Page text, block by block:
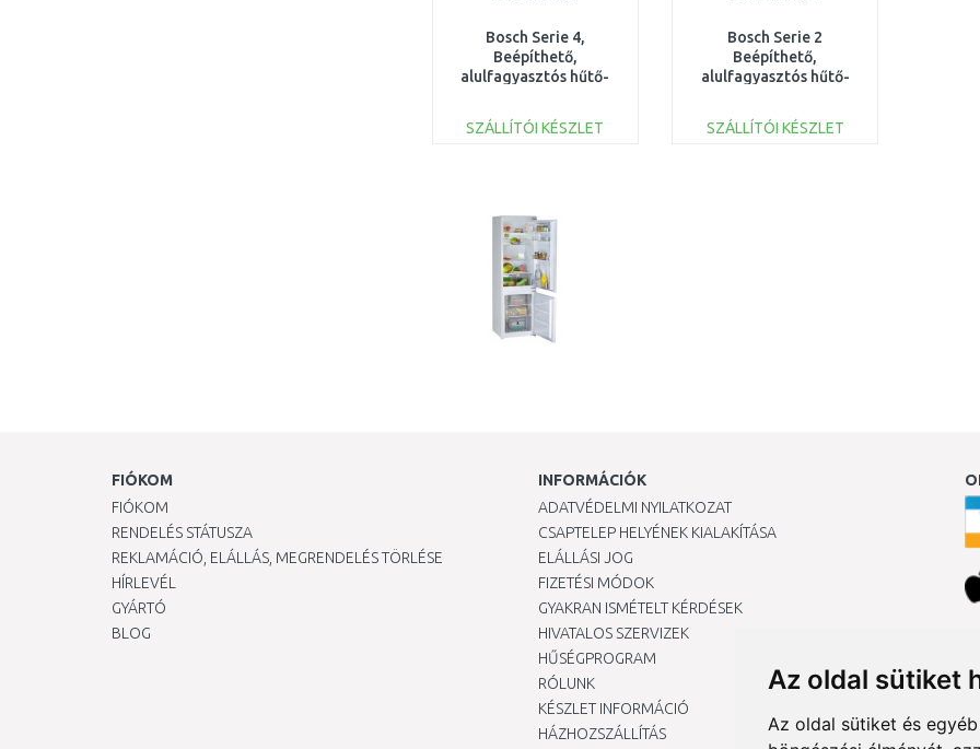
Az oldal sütiket
Az oldal sütiket és
Bosch Serie 4,
Beépíthető,
alulfagyasztós hűtő-
KIN86VFE0
SZÁLLÍTÓI KÉSZLET
Bosch Serie 2
Beépíthető,
alulfagyasztós hűtő-
177.2x54.1cm
KIN865SE0
SZÁLLÍTÓI KÉSZLET
FIÓKOM
FIÓKOM
RENDELÉS STÁTUSZA
REKLAMÁCIÓ, ELÁLLÁS, MEGRENDELÉS TÖRLÉSE
HÍRLEVÉL
GYÁRTÓ
BLOG
INFORMÁCIÓK
ADATVÉDELMI NYILATKOZAT
CSAPTELEP HELYÉNEK KIALAKÍTÁSA
ELÁLLÁSI JOG
FIZETÉSI MÓDOK
GYAKRAN ISMÉTELT KÉRDÉSEK
HIVATALOS SZERVIZEK
HŰSÉGPROGRAM
RÓLUNK
KÉSZLET INFORMÁCIÓ
HÁZHOZSZÁLLÍTÁS